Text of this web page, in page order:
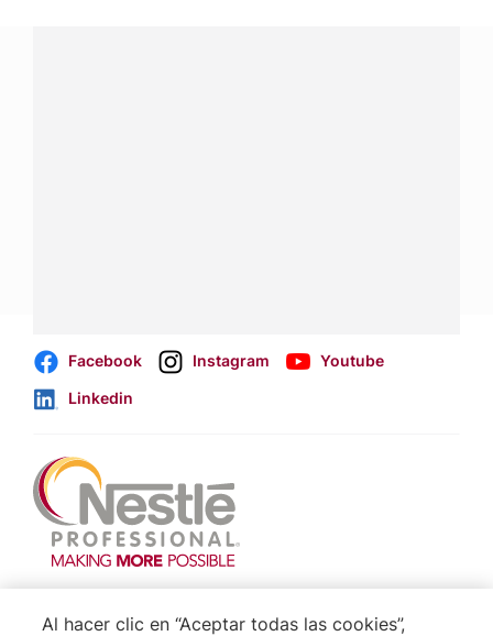
Facebook Instagram
Youtube
Linkedin
Al hacer clic en “Aceptar todas las cookies”,